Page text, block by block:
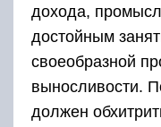
дохода,
достойным
своеобразной
выносливости.
должен